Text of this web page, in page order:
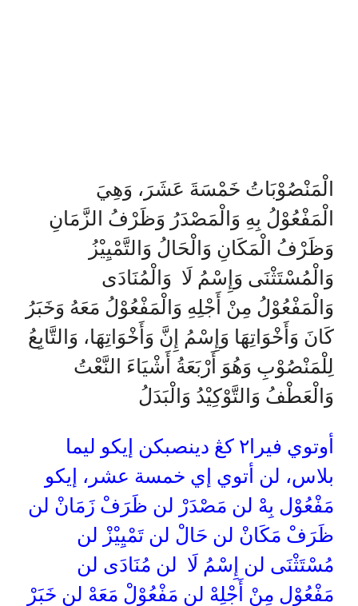
الْمَنْصُوْبَاتُ خَمْسَةَ عَشَرَ، وَهِيَ
الْمَفْعُوْلُ بِهِ وَالْمَصْدَرُ وَظَرْفُ الزَّمَانِ
وَظَرْفُ الْمَكَانِ وَالْحَالُ وَالتَّمْيِيْزُ
وَالْمُسْتَثْنَى وَإِسْمُ لَا وَالْمُنَادَى
وَالْمَفْعُوْلُ مِنْ أَجْلِهِ وَالْمَفْعُوْلُ مَعَهُ وَخَبَرُ
كَانَ وَأَخْوَاتِهَا وَإِسْمُ إِنَّ وَأَخْوَاتِهَا، وَالتَّابِعُ
لِلْمَنْصُوْبِ وَهُوَ أَرْبَعَةُ أَشْيَاءَ النَّعْتُ
وَالْعَطْفُ وَالتَّوْكِيْدُ وَالْبَدَلُ
أوتوي فيرا٢ كڠ دينصبكن إيكو ليما
بلاس، لن أتوي إي خمسة عشر، إيكو
مَفْعُوْل بِهْ لن مَصْدَرْ لن ظَرَفْ زَمَانْ لن
ظَرَفْ مَكَانْ لن حَالْ لن تَمْيِيْزْ لن
مُسْتَثْنَى لن إِسْمُ لَا لن مُنَادَى لن
مَفْعُوْل مِنْ أَجْلِهْ لن مَفْعُوْلْ مَعَهْ لن خَبَرْ